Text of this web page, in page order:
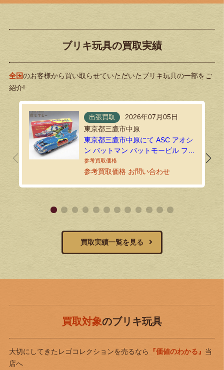
ブリキ玩具の買取実績
全国のお客様から買い取らせていただいたブリキ玩具の一部をご
紹介!
出張買取
2026年07月05日
東京都三鷹市中原
東京都三鷹市中原にて ASC アオシ
ン バットマン バットモービル フリ
クション 日本製ブリキを出張買取
しました
参考買取価格 お問い合わせ
買取実績一覧を見る
買取対象のブリキ玩具
大切にしてきたレゴコレクションを売るなら 『価値のわかる』 当
店へ